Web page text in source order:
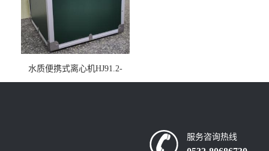
水质便携式离心机HJ91.2-
2022地表水总磷监测内置有
服务咨询热线